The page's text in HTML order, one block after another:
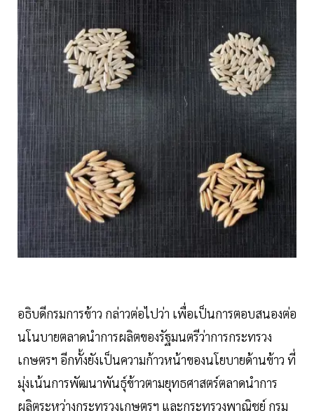
อธิบดีกรมการข้าว กล่าวต่อไปว่า เพื่อเป็นการตอบสนองต่อ
นโนบายตลาดนำการผลิตของรัฐมนตรีว่าการกระทรวง
เกษตรฯ อีกทั้งยังเป็นความก้าวหน้าของนโยบายด้านข้าว ที่
มุ่งเน้นการพัฒนาพันธุ์ข้าวตามยุทธศาสตร์ตลาดนำการ
ผลิตระหว่างกระทรวงเกษตรฯ และกระทรวงพาณิชย์ กรม